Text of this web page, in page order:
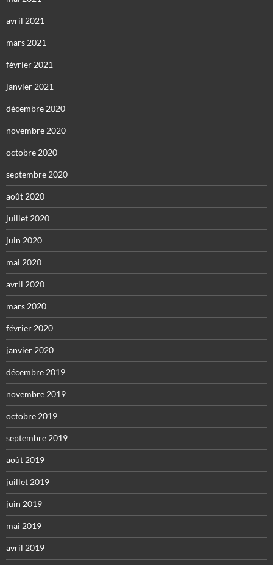
avril 2021
mars 2021
février 2021
janvier 2021
décembre 2020
novembre 2020
octobre 2020
septembre 2020
août 2020
juillet 2020
juin 2020
mai 2020
avril 2020
mars 2020
février 2020
janvier 2020
décembre 2019
novembre 2019
octobre 2019
septembre 2019
août 2019
juillet 2019
juin 2019
mai 2019
avril 2019